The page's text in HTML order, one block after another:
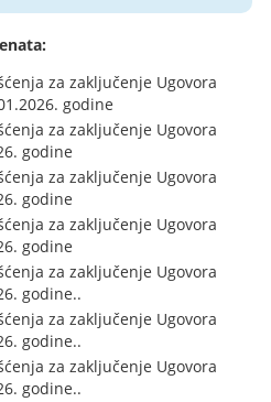
za zaključenje Ugovora
godine
za zaključenje Ugovora
godine
za zaključenje Ugovora
godine
za zaključenje Ugovora
godine
za zaključenje Ugovora
godine..
za zaključenje Ugovora
godine..
za zaključenje Ugovora
godine..